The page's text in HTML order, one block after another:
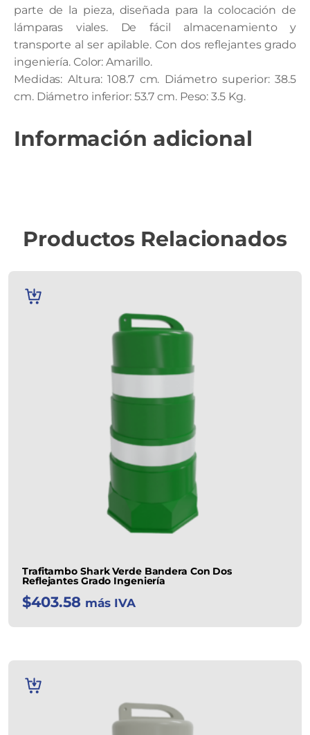
parte de la pieza, diseñada para la colocación de
lámparas viales. De fácil almacenamiento y
transporte al ser apilable. Con dos reflejantes grado
ingeniería. Color: Amarillo.
Medidas: Altura: 108.7 cm. Diámetro superior: 38.5
cm. Diámetro inferior: 53.7 cm. Peso: 3.5 Kg.
Información adicional
Productos Relacionados
Trafitambo Shark Verde Bandera Con Dos
Reflejantes Grado Ingeniería
$403.58 más IVA
AÑADIR
AL
CARRITO
AÑADIR
AL
CARRITO